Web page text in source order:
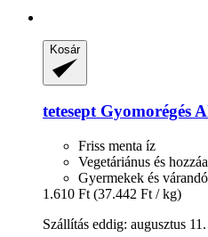
Kosár
teteseptGyomorégés
Friss menta íz
Vegetáriánus és
Gyermekek és
1.610 Ft (37.442 Ft / kg)
Szállítás eddig: augusztus 11.